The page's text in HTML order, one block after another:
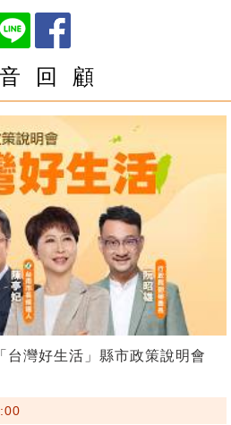
回 顧
灣好生活」縣市政策說明會